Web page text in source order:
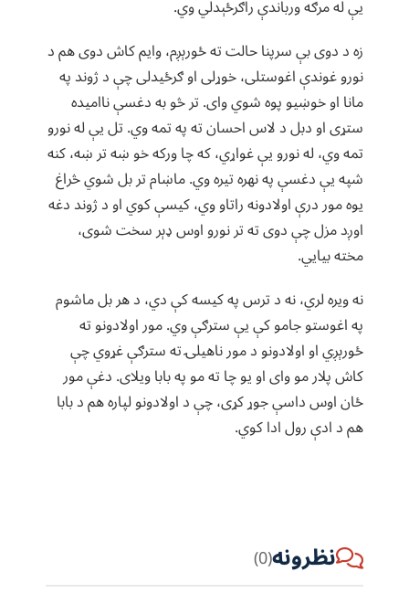
یې له مرګه ورباندې راګرځېدلي وي.
زه د دوی بې سرپنا حالت ته ځورېږم، وایم کاش دوی هم د
نورو غوندې اغوستلی، خوړلی او ګرځیدلی چې د ژوند په
مانا او خوښیو پوه شوي وای. تر څو به دغسې ناامیده
ستړی او دبل د لاس احسان ته په تمه وي. تل یې له نورو
تمه وي، له نورو یې غواړي، که چا ورکه خو ښه تر ښه، کنه
شپه یې دغسې په نهره تیره وي. ماښام تر بل شوي څراغ
یوه مور درې اولادونه راتاو وي، کیسې کوي او د ژوند دغه
اوږد مزل چې دوی ته تر نورو اوس ډېر سخت شوی،
مخته بیایي.
نه ویره لري، نه د ترس په کیسه کې دي، د هر بل ماشوم
په اغوستو جامو کې یې سترګې وي. مور اولادونو ته
ځورېږي او اولادونو د مور ناهیلۍ ته سترګې غړوي چې
کاش پلار مو وای او یو چا ته مو په بابا ویلای. دغې مور
ځان اوس داسې جوړ کړی، چې د اولادونو لپاره هم د بابا
هم د ادې رول ادا کوي.
نظرونه(0)